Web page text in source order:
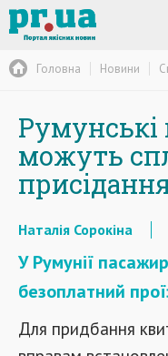
Головна Новини
можуть
Наталія Сорокіна
У Румунії
безоплатний
Для придбання